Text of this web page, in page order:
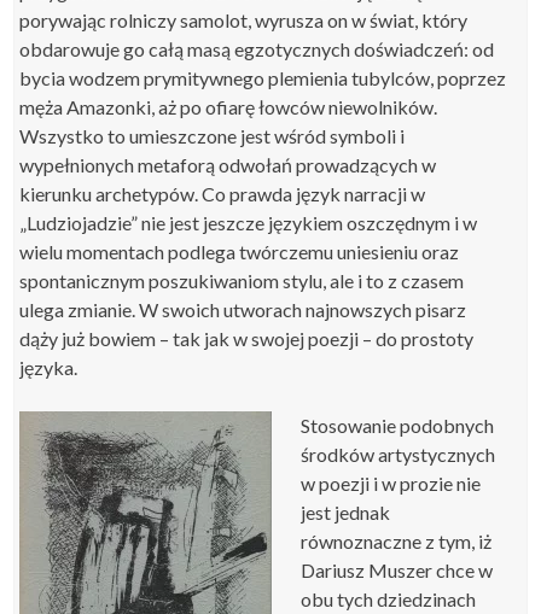
porywając rolniczy samolot, wyrusza on w świat, który
obdarowuje go całą masą egzotycznych doświadczeń: od
bycia wodzem prymitywnego plemienia tubylców, poprzez
męża Amazonki, aż po ofiarę łowców niewolników.
Wszystko to umieszczone jest wśród symboli i
wypełnionych metaforą odwołań prowadzących w
kierunku archetypów. Co prawda język narracji w
„Ludziojadzie” nie jest jeszcze językiem oszczędnym i w
wielu momentach podlega twórczemu uniesieniu oraz
spontanicznym poszukiwaniom stylu, ale i to z czasem
ulega zmianie. W swoich utworach najnowszych pisarz
dąży już bowiem – tak jak w swojej poezji – do prostoty
języka.
Stosowanie podobnych
środków artystycznych
w poezji i w prozie nie
jest jednak
równoznaczne z tym, iż
Dariusz Muszer chce w
obu tych dziedzinach